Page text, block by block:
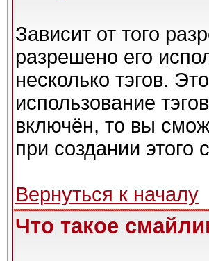
Зависит от того
разрешено его
несколько тэгов.
использование
включён, то вы
при создании этого
Вернуться к началу
Что такое